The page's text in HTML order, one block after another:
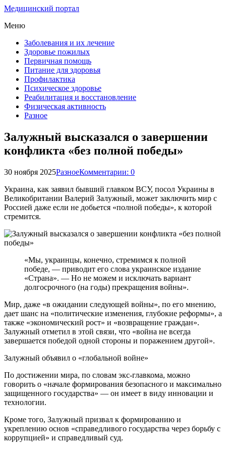
Медицинский портал
Меню
Заболевания и их лечение
Здоровье пожилых
Первичная помощь
Питание для здоровья
Профилактика
Психическое здоровье
Реабилитация и восстановление
Физическая активность
Разное
Залужный высказался о завершении
конфликта «без полной победы»
30 ноября 2025РазноеКомментарии: 0
Украина, как заявил бывший главком ВСУ, посол Украины в
Великобритании Валерий Залужный, может заключить мир с
Россией даже если не добьется «полной победы», к которой
стремится.
«Мы, украинцы, конечно, стремимся к полной
победе, — приводит его слова украинское издание
«Страна». — Но не можем и исключать вариант
долгосрочного (на годы) прекращения войны».
Мир, даже «в ожидании следующей войны», по его мнению,
дает шанс на «политические изменения, глубокие реформы», а
также «экономический рост» и «возвращение граждан».
Залужный отметил в этой связи, что «война не всегда
завершается победой одной стороны и поражением другой».
Залужный объявил о «глобальной войне»
По достижении мира, по словам экс-главкома, можно
говорить о «начале формирования безопасного и максимально
защищенного государства» — он имеет в виду инновации и
технологии.
Кроме того, Залужный призвал к формированию и
укреплению основ «справедливого государства через борьбу с
коррупцией» и справедливый суд.